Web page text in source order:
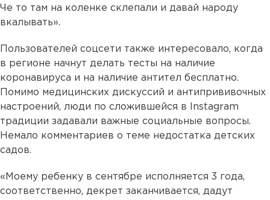
Че то там на коленке склепали и давай народу
вкалывать».
Пользователей соцсети также интересовало, когда
в регионе начнут делать тесты на наличие
коронавируса и на наличие антител бесплатно.
Помимо медицинских дискуссий и антипрививочных
настроений, люди по сложившейся в Instagram
традиции задавали важные социальные вопросы.
Немало комментариев о теме недостатка детских
садов.
«Моему ребенку в сентябре исполняется 3 года,
соответственно, декрет заканчивается, дадут